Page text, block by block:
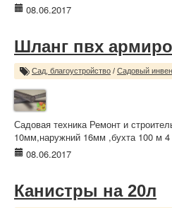
08.06.2017
Шланг пвх
Сад, благоустройство / Садовый
Садовая техника Ремонт и
10мм,наружний 16мм ,бухта 100 м 4
08.06.2017
Канистры на 20л